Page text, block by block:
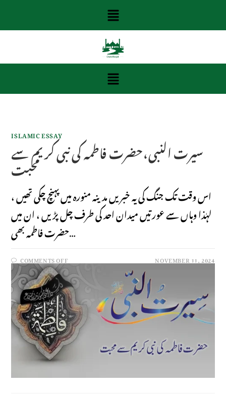
ISLAMIC ESSAY
سیرت النبی،حضرت فاطمہ کی نبی کر یم سے
محبت
اس وقت تک جنگ کی یہ خبریں مدینہ منورہ میں پہنچ چکی تھیں ،
لہٰذا وہاں سے عورتیں میدان احد کی طرف چل پڑیں ، ان میں
حضرت فاطمہ بھی…
COMMENTS OFF NOVEMBER 11, 2024